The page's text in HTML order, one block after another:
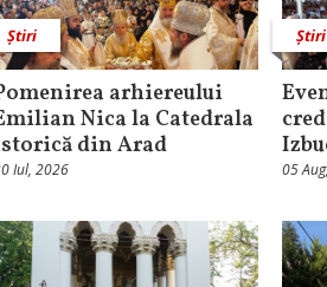
Știri
arhiereului
Nica la Catedrala
din Arad
Iul, 2026
Știri
05